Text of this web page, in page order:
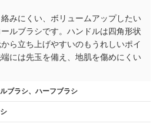
みにくい、ボリュームアップしたい
ルブラシです。ハンドルは四角形状
ら立ち上げやすいのもうれしいポイ
には先玉を備え、地肌を傷めにくい
ブラシ、ハーフブラシ